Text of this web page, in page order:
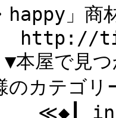
happy」
から
ゴリー
Ｓ